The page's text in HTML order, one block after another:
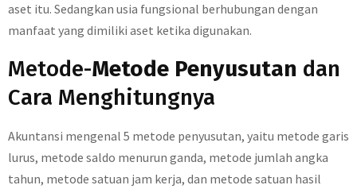
aset itu. Sedangkan usia fungsional berhubungan dengan
manfaat yang dimiliki aset ketika digunakan.
Metode-Metode Penyusutan dan
Cara Menghitungnya
Akuntansi mengenal 5 metode penyusutan, yaitu metode garis
lurus, metode saldo menurun ganda, metode jumlah angka
tahun, metode satuan jam kerja, dan metode satuan hasil